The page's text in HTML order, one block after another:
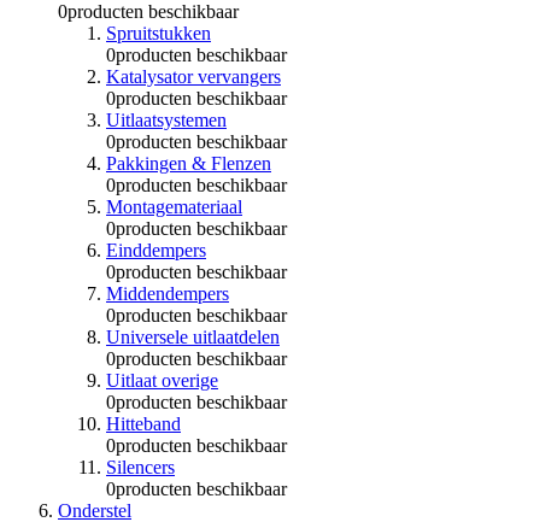
0producten beschikbaar
Spruitstukken
0producten beschikbaar
Katalysator vervangers
0producten beschikbaar
Uitlaatsystemen
0producten beschikbaar
Pakkingen & Flenzen
0producten beschikbaar
Montagemateriaal
0producten beschikbaar
Einddempers
0producten beschikbaar
Middendempers
0producten beschikbaar
Universele uitlaatdelen
0producten beschikbaar
Uitlaat overige
0producten beschikbaar
Hitteband
0producten beschikbaar
Silencers
0producten beschikbaar
Onderstel